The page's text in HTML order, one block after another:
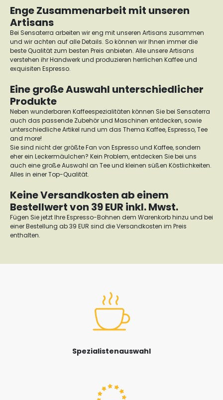
Enge Zusammenarbeit mit unseren
Artisans
Bei Sensaterra arbeiten wir eng mit unseren Artisans zusammen
und wir achten auf alle Details. So können wir Ihnen immer die
beste Qualität zum besten Preis anbieten. Alle unsere Artisans
verstehen ihr Handwerk und produzieren herrlichen Kaffee und
exquisiten Espresso.
Eine große Auswahl unterschiedlicher
Produkte
Neben wunderbaren Kaffeespezialitäten können Sie bei Sensaterra
auch das passende Zubehör und Maschinen entdecken, sowie
unterschiedliche Artikel rund um das Thema Kaffee, Espresso, Tee
and more!
Sie sind nicht der größte Fan von Espresso und Kaffee, sondern
eher ein Leckermäulchen? Kein Problem, entdecken Sie bei uns
auch eine große Auswahl an Tee und kleinen süßen Köstlichkeiten.
Alles in einer Top-Qualität.
Keine Versandkosten ab einem
Bestellwert von 39 EUR inkl. Mwst.
Fügen Sie jetzt Ihre Espresso-Bohnen dem Warenkorb hinzu und bei
einer Bestellung ab 39 EUR sind die Versandkosten im Preis
enthalten.
Spezialistenauswahl